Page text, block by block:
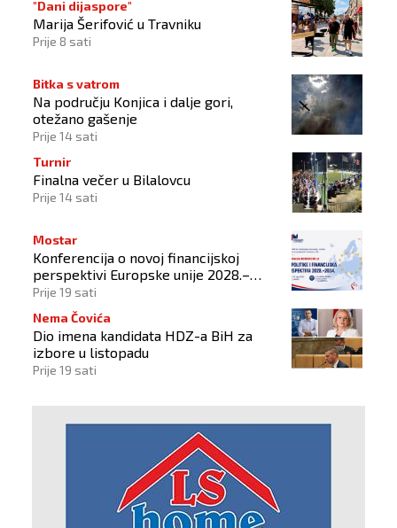
"Dani dijaspore"
Marija Šerifović u Travniku
Prije 8 sati
Bitka s vatrom
Na području Konjica i dalje gori,
otežano gašenje
Prije 14 sati
Turnir
Finalna večer u Bilalovcu
Prije 14 sati
Mostar
Konferencija o novoj financijskoj
perspektivi Europske unije 2028.–
2034.
Prije 19 sati
Nema Čovića
Dio imena kandidata HDZ-a BiH za
izbore u listopadu
Prije 19 sati